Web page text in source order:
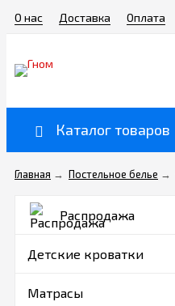
О нас Доставка Оплата
Каталог товаров
Главная → Постельное белье →
Распродажа
Детские кроватки
Матрасы